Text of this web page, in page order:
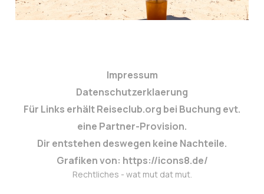
Impressum
Datenschutzerklaerung
Für Links erhält Reiseclub.org bei Buchung evt.
eine Partner-Provision.
Dir entstehen deswegen keine Nachteile.
Grafiken von: https://icons8.de/
Rechtliches - wat mut dat mut.